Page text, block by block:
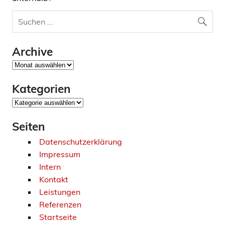
Archive
Archive
Kategorien
Kategorien
Seiten
Datenschutzerklärung
Impressum
Intern
Kontakt
Leistungen
Referenzen
Startseite